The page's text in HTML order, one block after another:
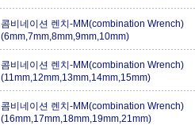
콤비네이션 렌치-MM(combination Wrench)
(6mm,7mm,8mm,9mm,10mm)
콤비네이션 렌치-MM(combination Wrench)
(11mm,12mm,13mm,14mm,15mm)
콤비네이션 렌치-MM(combination Wrench)
(16mm,17mm,18mm,19mm,21mm)